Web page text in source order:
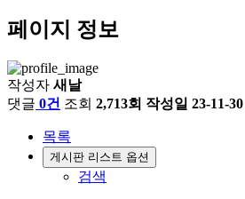
페이지 정보
작성자 새날
댓글 0건 조회 2,713회 작성일 23-11-
목록
게시판 리스트 옵션
검색